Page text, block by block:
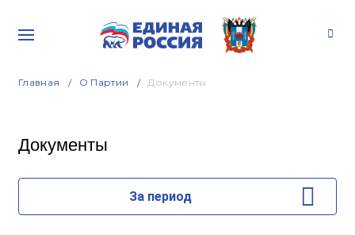
Главная О Партии Документы
Документы
За период